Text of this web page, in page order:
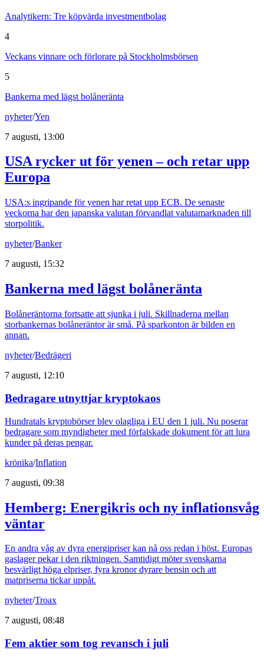
Analytikern: Tre köpvärda investmentbolag
4
Veckans vinnare och förlorare på Stockholmsbörsen
5
Bankerna med lägst bolåneränta
nyheter/Yen
7 augusti, 13:00
USA rycker ut för yenen – och retar upp
Europa
USA:s ingripande för yenen har retat upp ECB. De senaste
veckorna har den japanska valutan förvandlat valutamarknaden till
storpolitik.
nyheter/Banker
7 augusti, 15:32
Bankerna med lägst bolåneränta
Bolåneräntorna fortsatte att sjunka i juli. Skillnaderna mellan
storbankernas bolåneräntor är små. På sparkonton är bilden en
annan.
nyheter/Bedrägeri
7 augusti, 12:10
Bedragare utnyttjar kryptokaos
Hundratals kryptobörser blev olagliga i EU den 1 juli. Nu poserar
bedragare som myndigheter med förfalskade dokument för att lura
kunder på deras pengar.
krönika/Inflation
7 augusti, 09:38
Hemberg: Energikris och ny inflationsvåg
väntar
En andra våg av dyra energipriser kan nå oss redan i höst. Europas
gaslager pekar i den riktningen. Samtidigt möter svenskarna
besvärligt höga elpriser, fyra kronor dyrare bensin och att
matpriserna tickar uppåt.
nyheter/Troax
7 augusti, 08:48
Fem aktier som tog revansch i juli